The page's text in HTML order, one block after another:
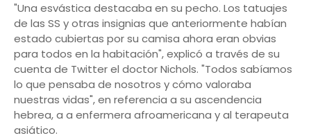
"Una esvástica destacaba en su pecho. Los tatuajes
de las SS y otras insignias que anteriormente habían
estado cubiertas por su camisa ahora eran obvias
para todos en la habitación", explicó a través de su
cuenta de Twitter el doctor Nichols. "Todos sabíamos
lo que pensaba de nosotros y cómo valoraba
nuestras vidas", en referencia a su ascendencia
hebrea, a a enfermera afroamericana y al terapeuta
asiático.